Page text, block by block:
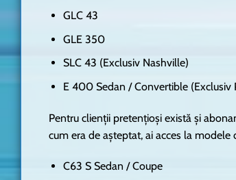
GLC 43
GLE 350
SLC 43 (Exclusiv Nashville)
E 400 Sedan / Convertible (Exclusiv
Pentru clienții pretențioși există și
cum era de așteptat, ai acces la modele
C63 S Sedan / Coupe